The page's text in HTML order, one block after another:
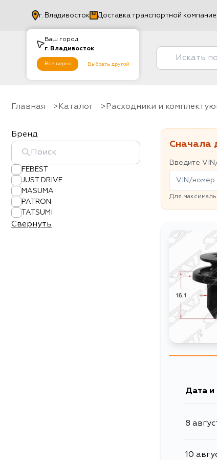
Ваш город
г. Владивосток
Все верно Выбрать другой
г. Владивосток Доставка транспортной
Главная Каталог Расходники и
Бренд
FEBEST
JUST DRIVE
MASUMA
PATRON
TATSUMI
Свернуть
Сначала
Введите
Для
Дата и
8
10